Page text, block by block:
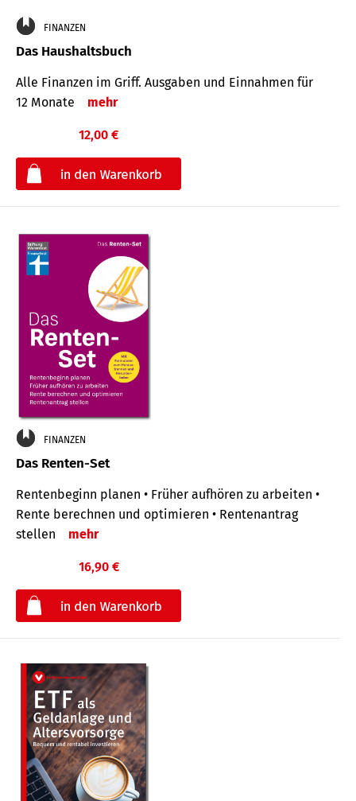
FINANZEN
Das Haushaltsbuch
Alle Finanzen im Griff. Aus­gaben und Ein­nahmen für
12 Monate
mehr
12,00 €
FINANZEN
Das Renten-Set
Rentenbeginn planen • Früher aufhören zu arbeiten •
Rente berechnen und optimieren • Rentenantrag
stellen
mehr
16,90 €